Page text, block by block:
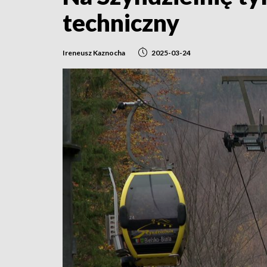
techniczny
Ireneusz Kaznocha 2025-03-24